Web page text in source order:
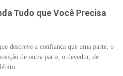
Tudo que Você Precisa
descreve a confiança que uma parte, o
de outra parte, o devedor, de